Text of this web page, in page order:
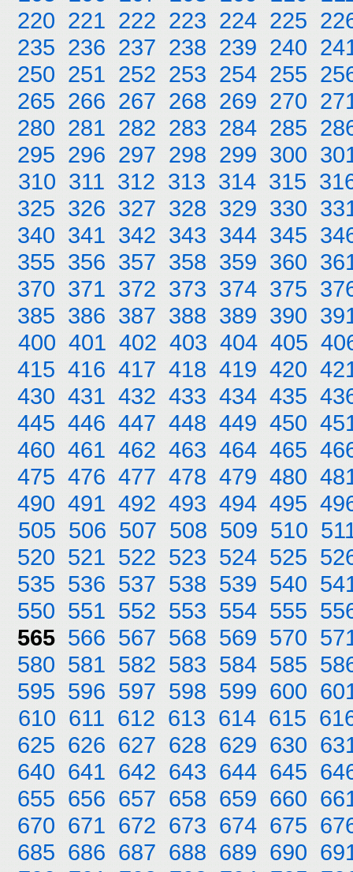
220 221 222 223 224 225
235 236 237 238 239 240
250 251 252 253 254 255
265 266 267 268 269 270
280 281 282 283 284 285
295 296 297 298 299 300
310 311 312 313 314 315
325 326 327 328 329 330
340 341 342 343 344 345
355 356 357 358 359 360
370 371 372 373 374 375
385 386 387 388 389 390
400 401 402 403 404 405
415 416 417 418 419 420
430 431 432 433 434 435
445 446 447 448 449 450
460 461 462 463 464 465
475 476 477 478 479 480
490 491 492 493 494 495
505 506 507 508 509 510
520 521 522 523 524 525
535 536 537 538 539 540
550 551 552 553 554 555
565 566 567 568 569 570
580 581 582 583 584 585
595 596 597 598 599 600
610 611 612 613 614 615
625 626 627 628 629 630
640 641 642 643 644 645
655 656 657 658 659 660
670 671 672 673 674 675
685 686 687 688 689 690